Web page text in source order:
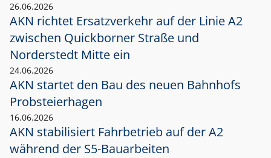
26.06.2026
AKN richtet Ersatzverkehr auf der Linie A2
zwischen Quickborner Straße und
Norderstedt Mitte ein
24.06.2026
AKN startet den Bau des neuen Bahnhofs
Probsteierhagen
16.06.2026
AKN stabilisiert Fahrbetrieb auf der A2
während der S5-Bauarbeiten